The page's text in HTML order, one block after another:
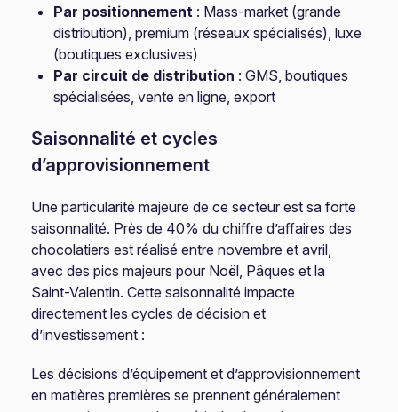
Par positionnement : Mass-market (grande
distribution), premium (réseaux spécialisés), luxe
(boutiques exclusives)
Par circuit de distribution : GMS, boutiques
spécialisées, vente en ligne, export
Saisonnalité et cycles
d’approvisionnement
Une particularité majeure de ce secteur est sa forte
saisonnalité. Près de 40% du chiffre d’affaires des
chocolatiers est réalisé entre novembre et avril,
avec des pics majeurs pour Noël, Pâques et la
Saint-Valentin. Cette saisonnalité impacte
directement les cycles de décision et
d’investissement :
Les décisions d’équipement et d’approvisionnement
en matières premières se prennent généralement